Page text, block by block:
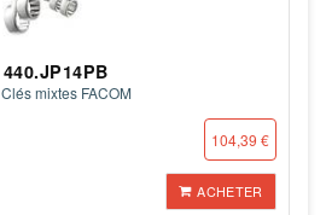
440.JP14PB
Clés mixtes FACOM
104,39 €
ACHETER